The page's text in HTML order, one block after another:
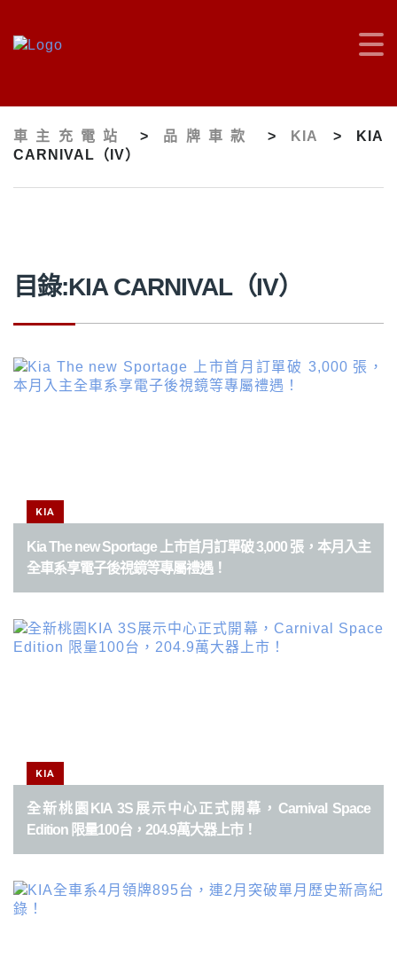
車主充電站 > 品牌車款 > KIA >
KIA
CARNIVAL（IV）
目錄:KIA CARNIVAL（IV）
KIA
Kia The new Sportage 上市首月訂單破 3,000 張，本月入主
全車系享電子後視鏡等專屬禮遇！
KIA
全新桃園KIA 3S展示中心正式開幕，Carnival Space
Edition 限量100台，204.9萬大器上市！